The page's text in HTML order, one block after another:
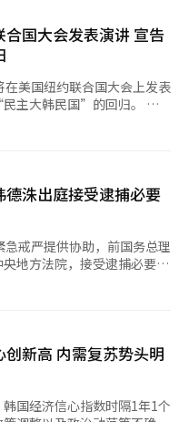
展望（102）两项指标则维
李惠英（音）表示：，建筑
一致等因素，加剧了市场不
月房价展望
前，“6·27家庭贷款调
跌11个百分点，8月则反弹2
势。该指数反映预测一年后
。李惠英指出，尽管8月和9
外，反映未来
为2.5%，环比下降0.1个百
2个百分点。
流、关系正常化、无核化为
在明表示，将
关系发展并支持和协助朝方
。至于无核化，李在明说，
短时间内实现。他同时提
缩减—废弃”，并呼吁国际
是当务之急。他重申，大韩
争打破军事紧张和敌对行为
明说，韩国国民面对内乱
与和平的民意未被执政者发
韩国的强大韧性和民主底
合国大会发表演讲 宣告
美国纽约联合国大会上发表
大韩民国”的回归。 李
“12·3”紧急戒严危机，向
意大利、乌兹别克斯坦、捷
美国总统特朗普的会谈虽不
面的形式进行交流的可能
界人士及韩国企业家举行投
德集团首席执行官拉里·芬
发展成为“亚太地区AI首
积极的资本运作，协助韩国
迎，希望双方保持密切合作
以此次会谈为
德集团签署有关AI产业国际
同探讨韩国AI及可再生资源
德洙出庭接受逮捕必要
戒严提供协助，前国务总理
地方法院，接受逮捕必要性
新高 内需复苏势头明
国经济信心指数时隔1年1个